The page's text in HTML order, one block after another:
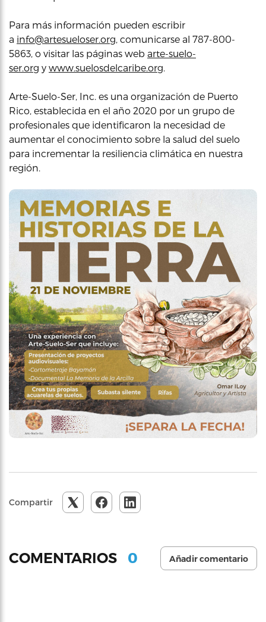
Para más información pueden escribir
a info@artesueloser.org , comunicarse al 787-800-
5863, o visitar las páginas web arte-suelo-
ser.org y www.suelosdelcaribe.org
Arte-Suelo-Ser, Inc. es una organización de Puerto
Rico, establecida en el año 2020 por un grupo de
profesionales que identificaron la necesidad de
aumentar el conocimiento sobre la salud del suelo
para incrementar la resiliencia climática en nuestra
región.
Compartir
COMENTARIOS 0 Añadir comentario